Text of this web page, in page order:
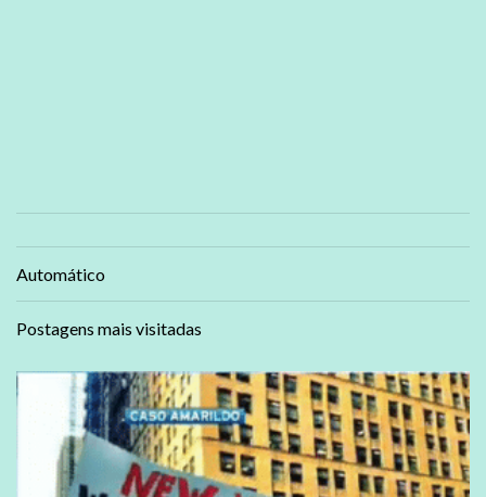
Automático
Postagens mais visitadas